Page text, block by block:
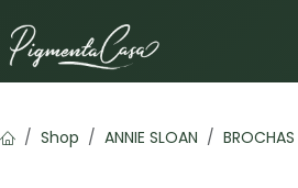
Shop ANNIE SLOAN